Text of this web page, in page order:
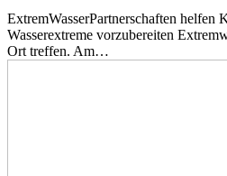
ExtremWasserPartnerschaften helfen
Wasserextreme vorzubereiten
Ort treffen. Am…